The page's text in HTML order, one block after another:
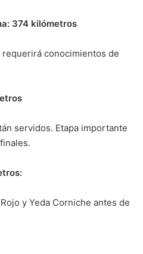
374 kilómetros
requerirá conocimientos de
servidos. Etapa importante
y Yeda Corniche antes de